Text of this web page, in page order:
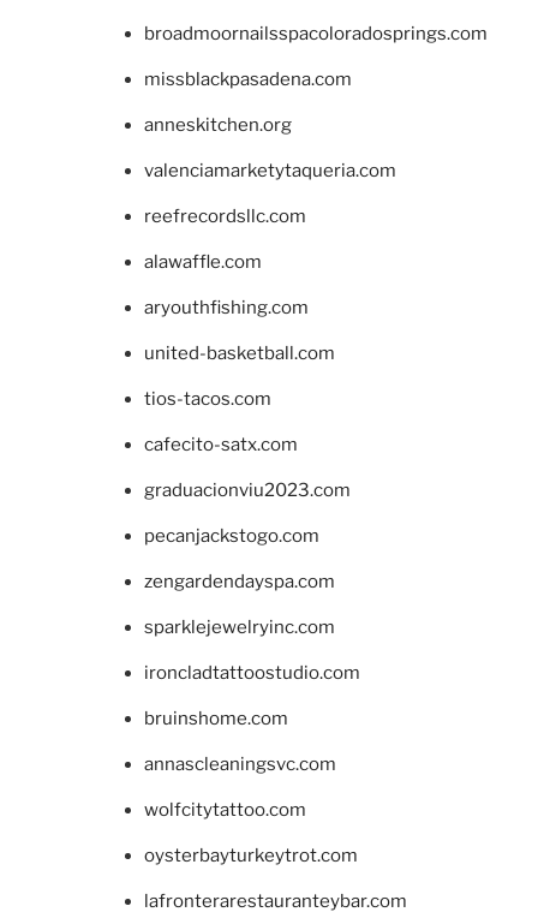
broadmoornailsspacoloradosprings.com
missblackpasadena.com
anneskitchen.org
valenciamarketytaqueria.com
reefrecordsllc.com
alawaffle.com
aryouthfishing.com
united-basketball.com
tios-tacos.com
cafecito-satx.com
graduacionviu2023.com
pecanjackstogo.com
zengardendayspa.com
sparklejewelryinc.com
ironcladtattoostudio.com
bruinshome.com
annascleaningsvc.com
wolfcitytattoo.com
oysterbayturkeytrot.com
lafronterarestauranteybar.com